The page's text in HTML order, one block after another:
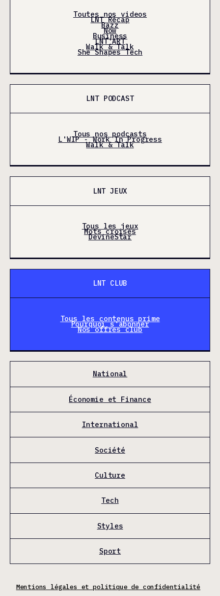
Toutes nos videos
LNT Récap
Bazz
Now
Business
LNT'ART
Walk & Talk
She Shapes Tech
LNT PODCAST
Tous nos podcasts
L'WIP - Work In Progress
Walk & Talk
LNT JEUX
Tous les jeux
Mots croisés
DevineStar
LNT CLUB
Tous les contenus prime
Pourquoi s'abonner
Nos offres club
National
Économie et Finance
International
Société
Culture
Tech
Styles
Sport
Mentions légales et politique de confidentialité